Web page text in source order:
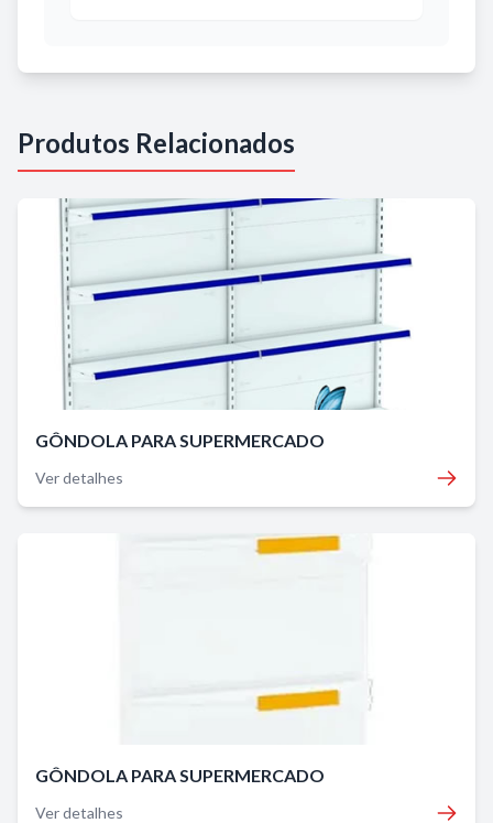
Produtos Relacionados
GÔNDOLA PARA SUPERMERCADO
Ver detalhes
GÔNDOLA PARA SUPERMERCADO
Ver detalhes